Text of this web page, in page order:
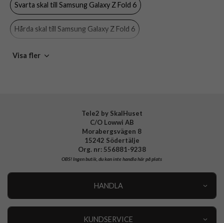
Varumärke
Tillverkarens art nr
Svarta skal till Samsung Galaxy Z Fold 6
Hårda skal till Samsung Galaxy Z Fold 6
Spigen till Samsung Galaxy Z Fold 6
Visa fler
Tele2 by SkalHuset
C/O Lowwi AB
Morabergsvägen 8
15242 Södertälje
Org. nr: 556881-9238
OBS!Ingen butik, du kan inte handla här på plats
HANDLA
KUNDSERVICE